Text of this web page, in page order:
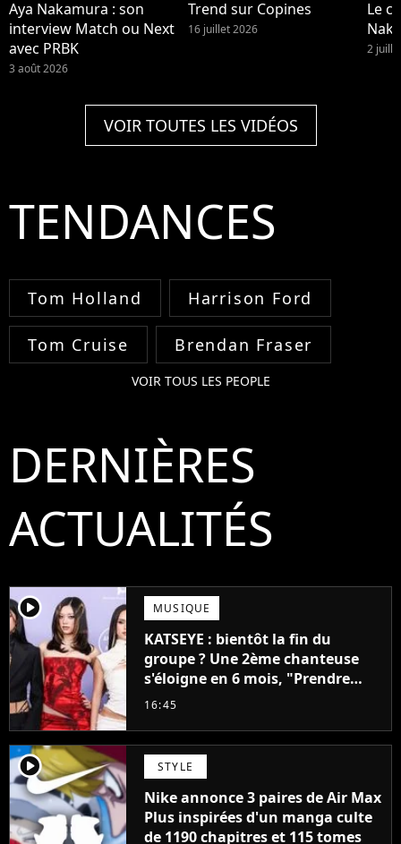
Aya Nakamura : son
interview Match ou Next
avec PRBK
3 août 2026
Trend sur Copines
16 juillet 2026
Le
2
VOIR TOUTES LES VIDÉOS
TENDANCES
Tom Holland Harrison Ford
Tom Cruise Brendan Fraser
VOIR TOUS LES PEOPLE
DERNIÈRES
ACTUALITÉS
player2 MUSIQUE
KATSEYE : bientôt la fin du
groupe ? Une 2ème chanteuse
s'éloigne en 6 mois, "Prendre
cette décision n’a pas été facile"
16:45
player2 STYLE
Nike annonce 3 paires de Air Max
Plus inspirées d'un manga culte
de 1190 chapitres et 115 tomes